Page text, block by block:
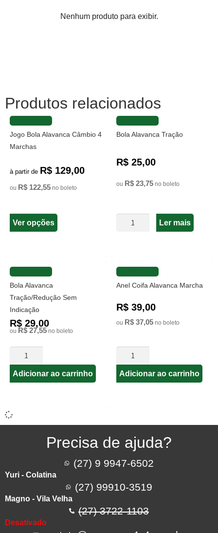
Nenhum produto para exibir.
Produtos relacionados
Jogo Bola Alavanca Câmbio 4
Marchas
à partir de R$ 129,00
ou R$ 122,55 no boleto
Ver opções
Bola Alavanca Tração
R$ 25,00
ou R$ 23,75 no boleto
Ler mais
Bola Alavanca
Tração/Redução Sem
Indicação
R$ 29,00
ou R$ 27,55 no boleto
Adicionar ao carrinho
Anel Coifa Alavanca Marcha
R$ 39,00
ou R$ 37,05 no boleto
Adicionar ao carrinho
Precisa de ajuda?
(27) 9 9947-6502
Yuri - Colatina
(27) 99910-3519
Magno - Vila Velha
(27) 3722-1103
Desativado